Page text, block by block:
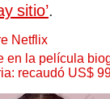
sitio’.
Netflix
en la película
recaudó US$